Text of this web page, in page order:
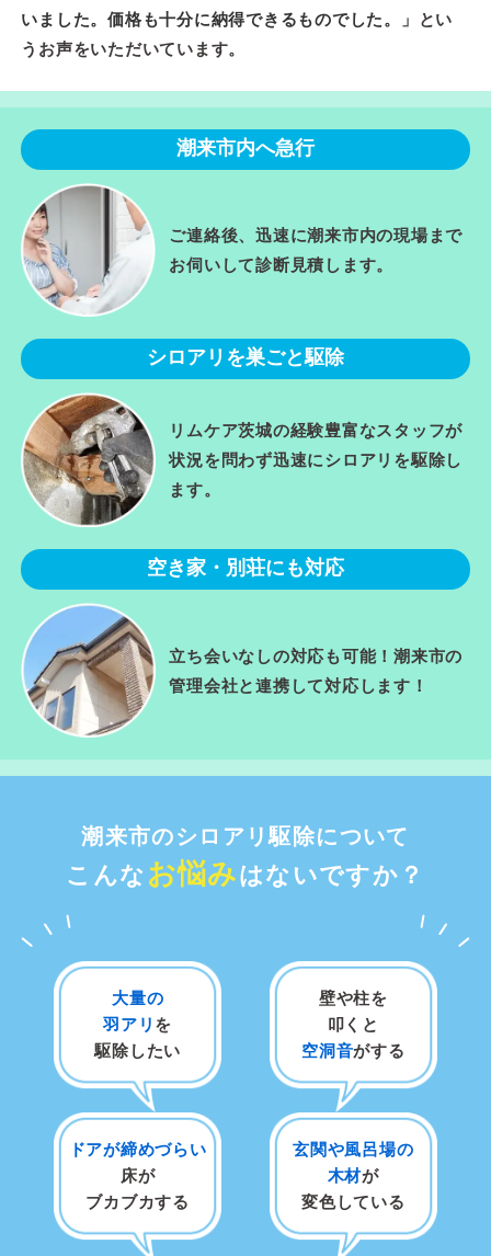
いました。価格も十分に納得できるものでした。
」とい
うお声をいただいています。
潮来市内へ急行
ご連絡後、迅速に潮来市内の現場まで
お伺いして診断見積します。
シロアリを巣ごと駆除
リムケア茨城の経験豊富なスタッフが
状況を問わず迅速にシロアリを駆除し
ます。
空き家・別荘にも対応
立ち会いなしの対応も可能！潮来市の
管理会社と連携して対応します！
潮来市のシロアリ駆除について
こんな お悩みはないですか？
大量の
羽アリ を
駆除したい
壁や柱を
叩くと
空洞音がする
ドアが締めづらい
床が
ブカブカする
玄関や風呂場の
木材が
変色している